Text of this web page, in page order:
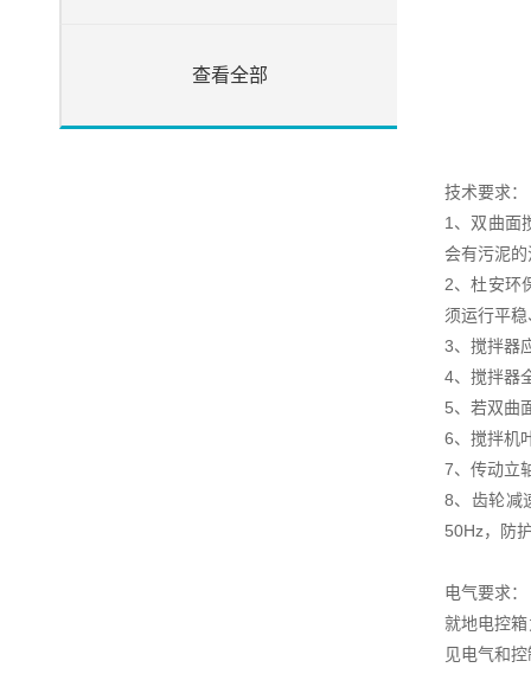
查看全部
技术要求：
1、双曲面
会有污泥
2、杜安环
须运行平
3、搅拌器
4、搅拌器
5、若双曲
6、搅拌机
7、传动立
8、齿轮减
50Hz，防
电气要求：
就地电控
见电气和